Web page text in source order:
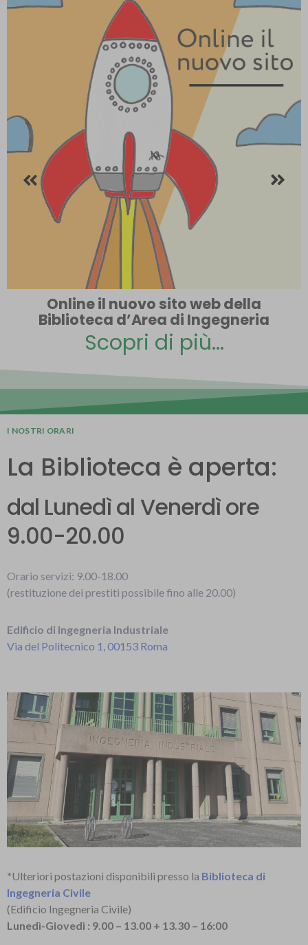
Online il nuovo sito web della
Biblioteca d’Area di Ingegneria
Scopri di più...
I NOSTRI ORARI
La Biblioteca è aperta:
dal Lunedì al Venerdì ore
9.00-20.00
Orario servizi: 9.00-18.00
(restituzione dei prestiti possibile fino alle 20.00)
Edificio di Ingegneria Industriale
Via del Politecnico 1, 00153 Roma
*Ulteriori postazioni disponibili presso la Biblioteca di
Ingegneria Civile
(Edificio Ingegneria Civile)
Lunedì-Giovedì : 9.00 – 13.00 + 13.30 – 16:00